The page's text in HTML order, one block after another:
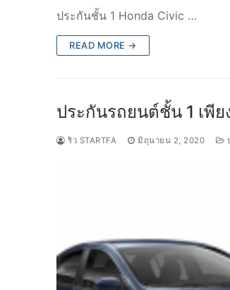
ประกันชั้น 1 Honda Civic …
READ MORE →
ประกันรถยนต์ชั้น 1 เพี
ริว STARTFA มิถุนายน 2, 2020